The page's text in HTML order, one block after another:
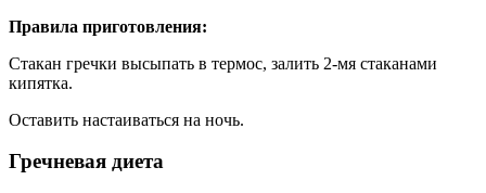
Правила приготовления:
Стакан гречки высыпать в термос, залить 2-мя стаканами
кипятка.
Оставить настаиваться на ночь.
Гречневая диета